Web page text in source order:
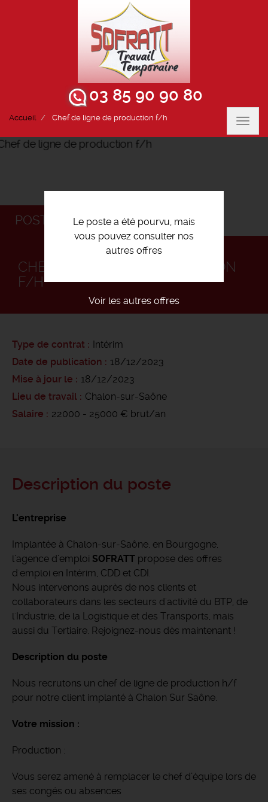
03 85 90 90 80
Accueil Chef de ligne de production f/h
Le poste a été pourvu, mais
vous pouvez consulter nos
autres offres
Voir les autres offres
POSTULEZ
CHEF DE LIGNE DE PRODUCTION
F/H
Type de contrat
Intérim
Date de publication
18/12/2023
Mise à jour le
18/12/2023
Lieu de travail
Chalon-sur-Saône
Salaire
22000 - 25000 € brut/an
Description du poste
L'entreprise
Implantée à Chalon-sur-Saône, en Bourgogne,
l’agence d’emploi SOFRATT propose des offres
d'emploi en Intérim, CDD et CDI.
Nous intervenons auprès de nos clients et
collaborateurs dans les secteurs d'activité du BTP, de
l'Industrie, de la Logistique et des Transports, mais
aussi du Tertiaire. Rejoignez-nous dès maintenant !
Description du poste
Nous recrutons un chef de ligne de production h/f
pour notre client implanté à Chalon Sur Saône.
Votre mission :
Production :
Vous serez amené à remplacer le chef d’équipe lors de
ses congés ou absences